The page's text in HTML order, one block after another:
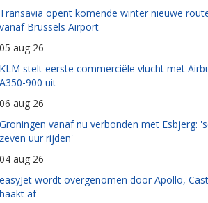
Transavia opent komende winter nieuwe
vanaf Brussels Airport
05 aug 26
KLM stelt eerste commerciële vlucht met
A350-900 uit
06 aug 26
Groningen vanaf nu verbonden met Esbjerg:
zeven uur rijden'
04 aug 26
easyJet wordt overgenomen door Apollo,
haakt af